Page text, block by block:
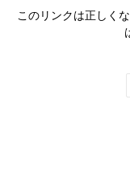
このリンクは正しく